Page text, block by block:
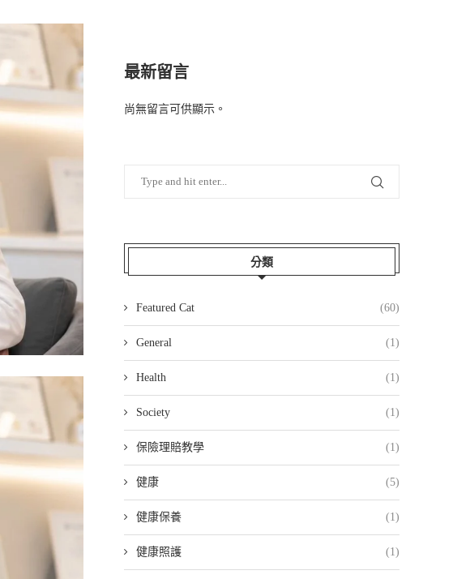
最新留言
尚無留言可供顯示。
分類
Featured Cat (60)
General (1)
Health (1)
Society (1)
保險理賠教學 (1)
健康 (5)
健康保養 (1)
健康照護 (1)